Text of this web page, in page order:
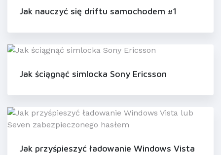
Jak nauczyć się driftu samochodem #1
Jak ściągnąć simlocka Sony Ericsson
Jak przyśpieszyć ładowanie Windows Vista